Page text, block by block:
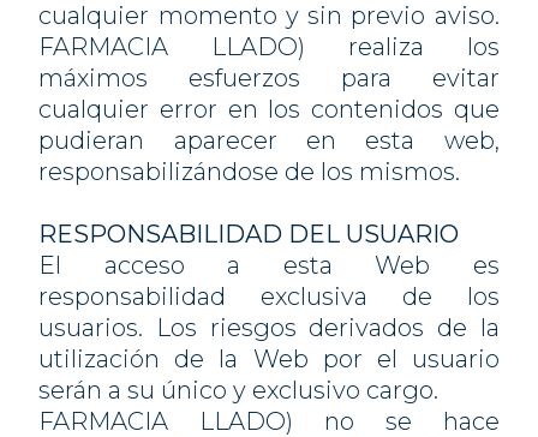
cualquier momento y sin previo aviso.
FARMACIA LLADO) realiza los
máximos esfuerzos para evitar
cualquier error en los contenidos que
pudieran aparecer en esta web,
responsabilizándose de los mismos.
RESPONSABILIDAD DEL USUARIO
El acceso a esta Web es
responsabilidad exclusiva de los
usuarios. Los riesgos derivados de la
utilización de la Web por el usuario
serán a su único y exclusivo cargo.
FARMACIA LLADO) no se hace